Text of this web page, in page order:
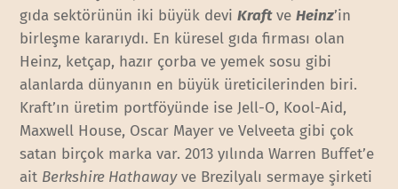
gıda sektörünün iki büyük deviKraftveHeinz’in
birleşme kararıydı. En küresel gıda firması olan
Heinz, ketçap, hazır çorba ve yemek sosu gibi
alanlarda dünyanın en büyük üreticilerinden biri.
Kraft’ın üretim portföyünde ise Jell-O, Kool-Aid,
Maxwell House, Oscar Mayer ve Velveeta gibi çok
satan birçok marka var. 2013 yılında Warren Buffet’e
ait Berkshire Hathawayve Brezilyalı sermaye şirketi